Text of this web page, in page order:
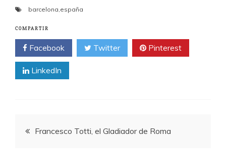
barcelona españa
COMPARTIR
Facebook Twitter Pinterest
LinkedIn
Navegación
Francesco Totti, el Gladiador de Roma